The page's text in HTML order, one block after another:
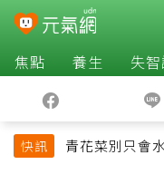
焦點 養生 失
快訊 青花菜別只會